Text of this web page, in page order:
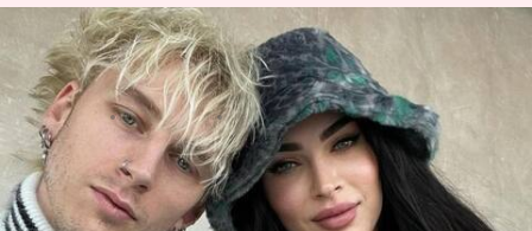
मेगम फॉक्स चौथी बार बनने वाली हैं
मां, तस्वीरें साझा कर दी खुशखबरी
लेखन दीक्षा शर्मा Nov 12, 2024 11:50 am
क्या है खबर?